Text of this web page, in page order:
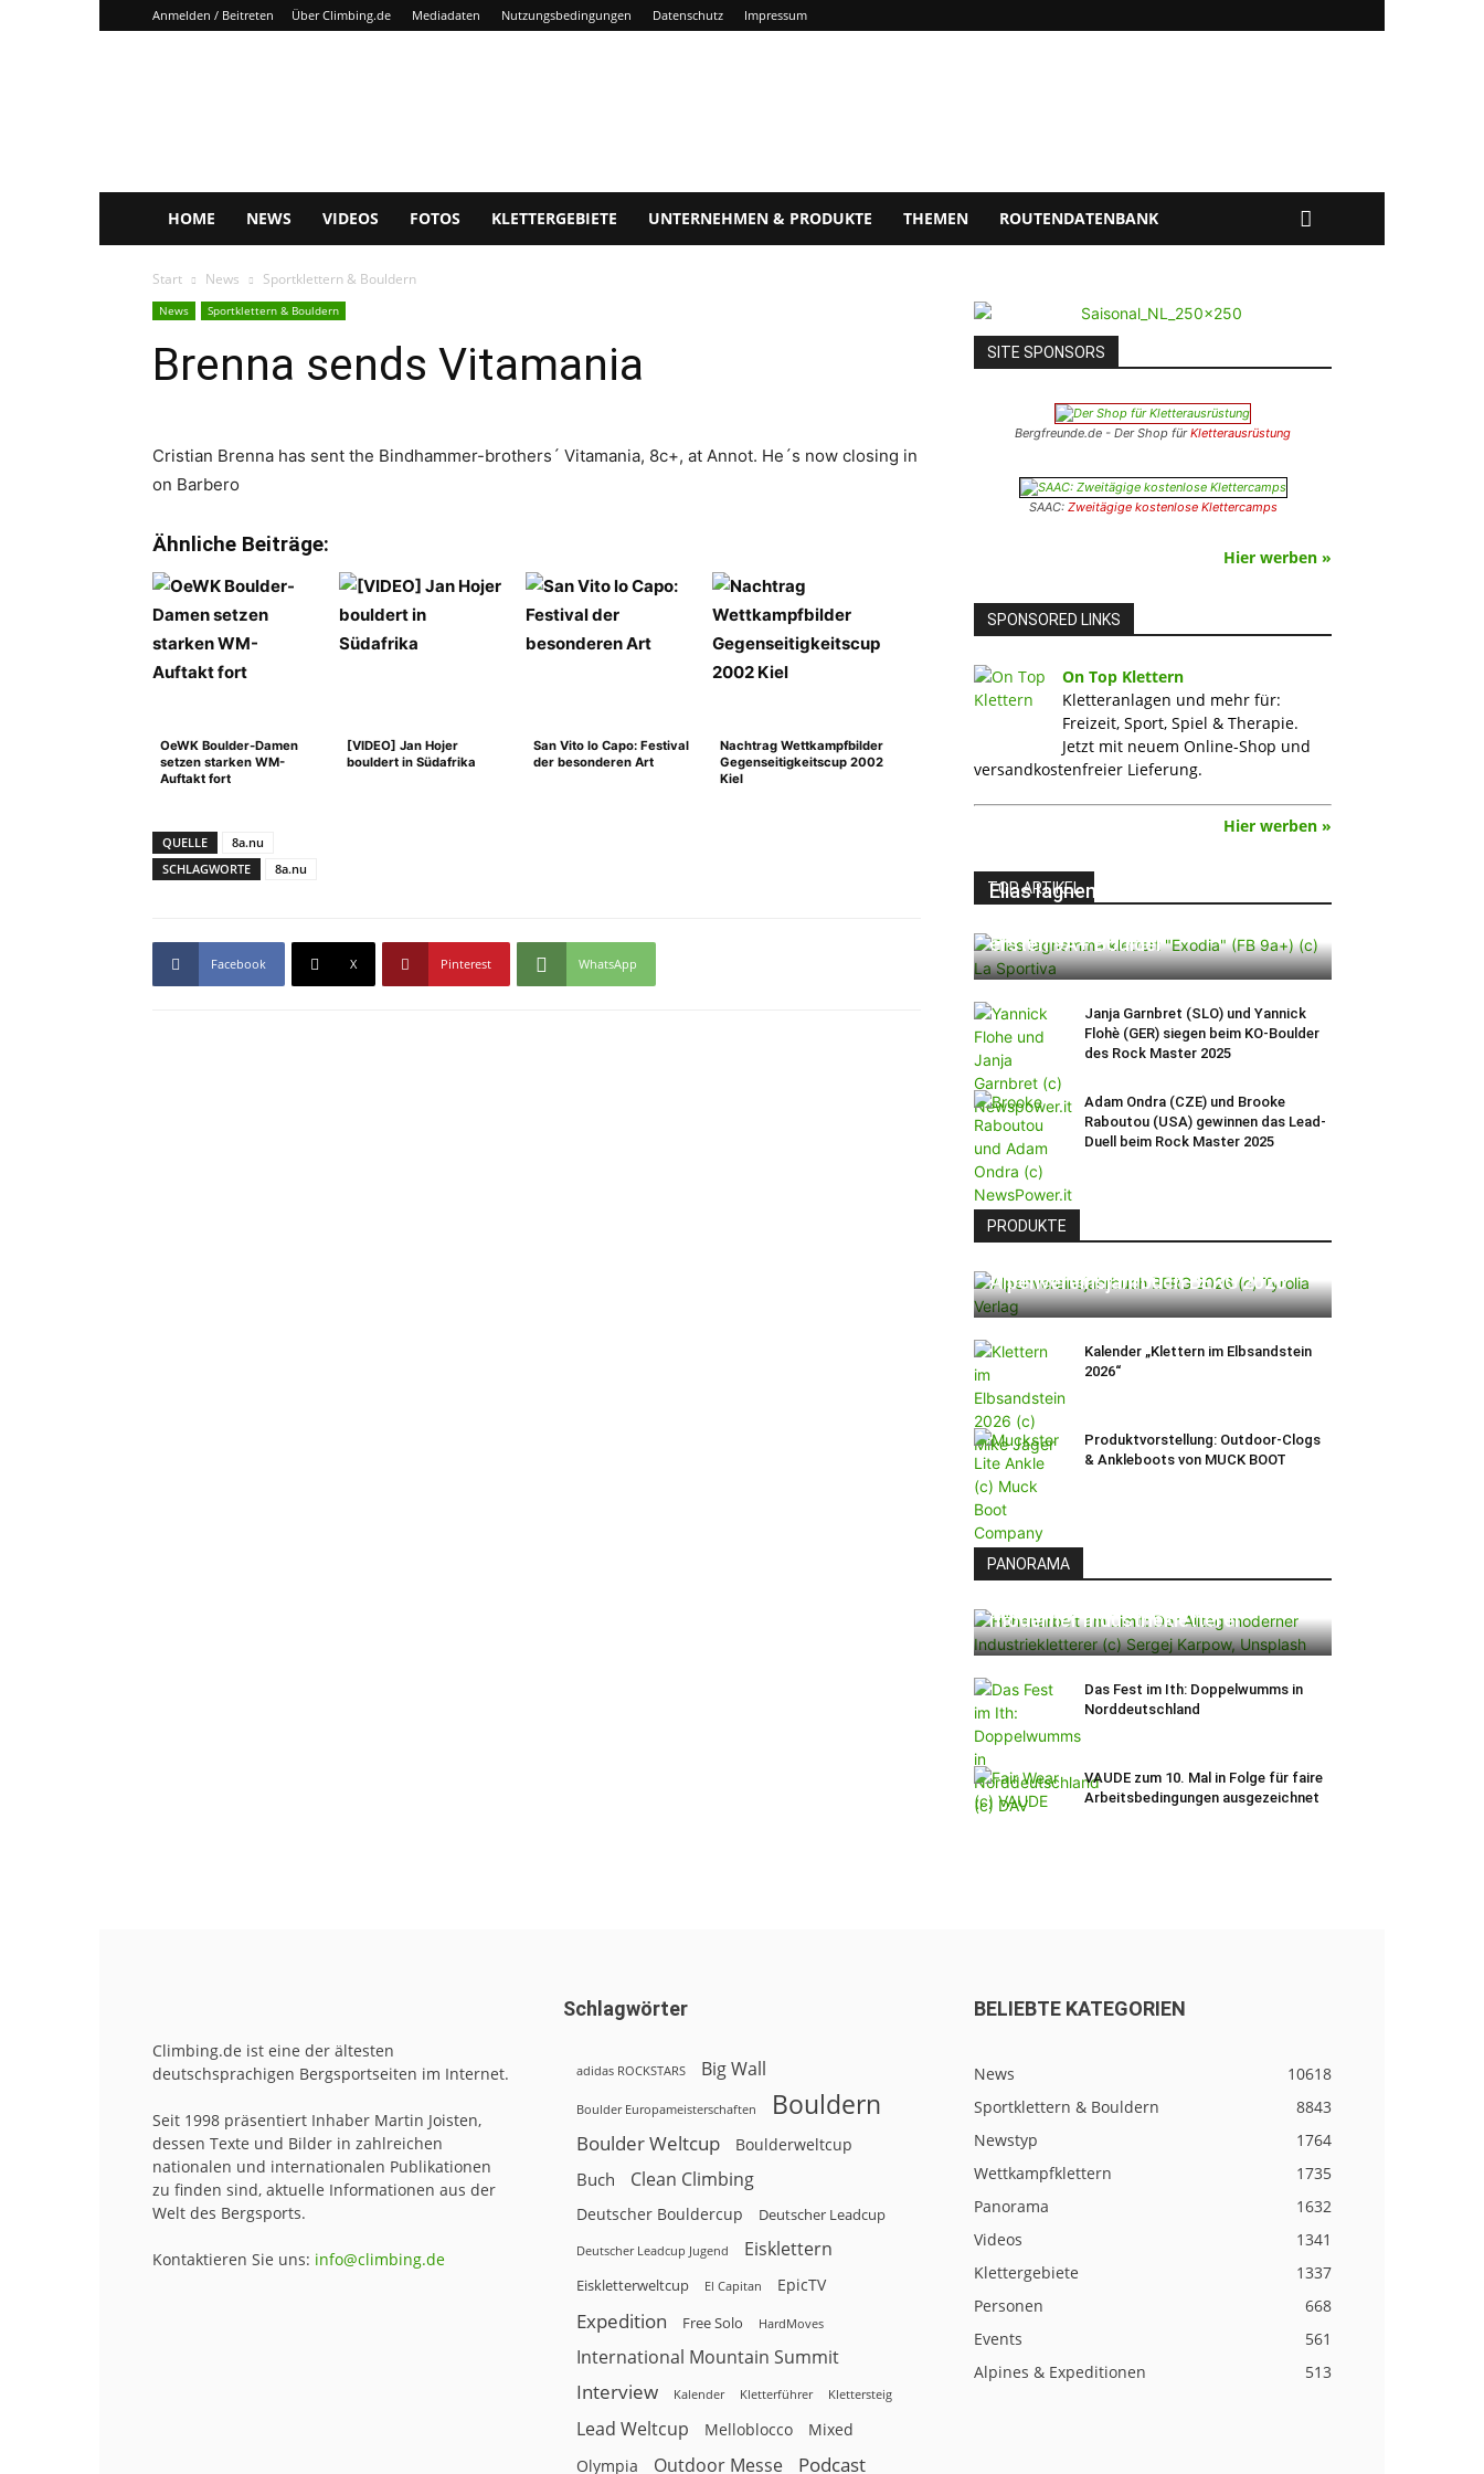
Anmelden / Beitreten Über Climbing.de Mediadaten Nutzungsbedingungen Datenschutz Impressum
HOME NEWS VIDEOS FOTOS KLETTERGEBIETE UNTERNEHMEN & PRODUKTE THEMEN ROUTENDATENBANK
Start News Sportklettern & Bouldern
News Sportklettern & Bouldern
Brenna sends Vitamania
Cristian Brenna has sent the Bindhammer-brothers´ Vitamania, 8c+, at Annot. He´s now closing in
on Barbero
Ähnliche Beiträge:
OeWK Boulder-Damen
setzen starken WM-
Auftakt fort
[VIDEO] Jan Hojer
bouldert in Südafrika
San Vito lo Capo: Festival
der besonderen Art
Nachtrag Wettkampfbilder
Gegenseitigkeitscup 2002
Kiel
QUELLE
8a.nu
SCHLAGWORTE
8a.nu
Facebook X Pinterest WhatsApp
SITE SPONSORS
Bergfreunde.de - Der Shop fürKletterausrüstung
SAAC: Zweitägige kostenlose Klettercamps
Hier werben »
SPONSORED LINKS
On Top Klettern
Kletteranlagen und mehr für:
Freizeit, Sport, Spiel & Therapie.
Jetzt mit neuem Online-Shop und
versandkostenfreier Lieferung.
Hier werben »
TOP ARTIKEL
Elias Iagnemma klettert „Exodia“:
ersten 9A+ Boulder
Janja Garnbret (SLO) und Yannick
Flohè (GER) siegen beim KO-Boulder
des Rock Master 2025
Adam Ondra (CZE) und Brooke
Raboutou (USA) gewinnen das Lead-
Duell beim Rock Master 2025
PRODUKTE
Alpenvereinsjahrbuch BERG 2026
Kalender „Klettern im Elbsandstein
2026“
Produktvorstellung: Outdoor-Clogs
& Ankleboots von MUCK BOOT
PANORAMA
moderner Industriekletterer
Das Fest im Ith: Doppelwumms in
Norddeutschland
VAUDE zum 10. Mal in Folge für faire
Arbeitsbedingungen ausgezeichnet
Climbing.de ist eine der ältesten
deutschsprachigen Bergsportseiten im Internet.
Seit 1998 präsentiert Inhaber Martin Joisten,
dessen Texte und Bilder in zahlreichen
nationalen und internationalen Publikationen
zu finden sind, aktuelle Informationen aus der
Welt des Bergsports.
Kontaktieren Sie uns: info@climbing.de
Schlagwörter
adidas ROCKSTARS Big Wall
Boulder Europameisterschaften Bouldern
Boulder Weltcup Boulderweltcup
Buch Clean Climbing
Deutscher Bouldercup Deutscher Leadcup
Deutscher Leadcup Jugend Eisklettern
Eiskletterweltcup El Capitan EpicTV
Expedition Free Solo HardMoves
International Mountain Summit
Interview Kalender Kletterführer Klettersteig
Lead Weltcup Melloblocco Mixed
Olympia Outdoor Messe Podcast
BELIEBTE KATEGORIEN
News
10618
Sportklettern & Bouldern
8843
Newstyp
1764
Wettkampfklettern
1735
Panorama
1632
Videos
1341
Klettergebiete
1337
Personen
668
Events
561
Alpines & Expeditionen
513